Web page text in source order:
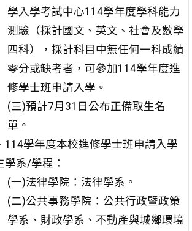
學入學考試中心114學年度學科能力
測驗（採計國文、英文、社會及數學
四科），採計科目中無任何一科成績
零分或缺考者，可參加114學年度進
修學士班申請入學。
(三)預計7月31日公布正備取生名
單。
114學年度本校進修學士班申請入學
學系/學程：
(一)法律學院：法律學系。
(二)公共事務學院：公共行政暨政策
學系、財政學系、不動產與城鄉環境